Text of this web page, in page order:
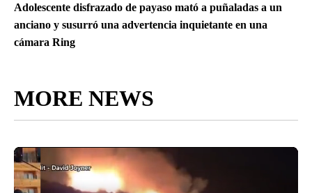
Adolescente disfrazado de payaso mató a puñaladas a un
anciano y susurró una advertencia inquietante en una
cámara Ring
MORE NEWS